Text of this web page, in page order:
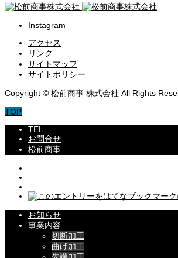
Instagram
アクセス
リンク
サイトマップ
サイトポリシー
Copyright © 松前商事 株式会社 All Rights
TOP
TEL
お問合せ
松前商事
お知らせ
事業内容
切断加工
曲げ加工